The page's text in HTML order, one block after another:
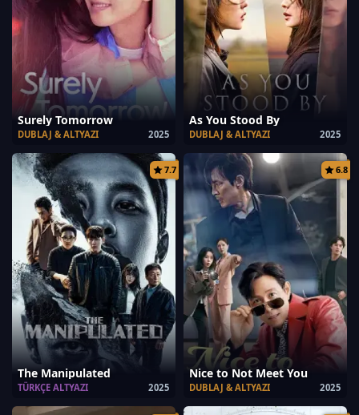
Surely Tomorrow
2025
DUBLAJ & ALTYAZI
As You Stood By
2025
DUBLAJ & ALTYAZI
7.7
The Manipulated
2025
TÜRKÇE ALTYAZI
6.8
Nice to Not Meet You
2025
DUBLAJ & ALTYAZI